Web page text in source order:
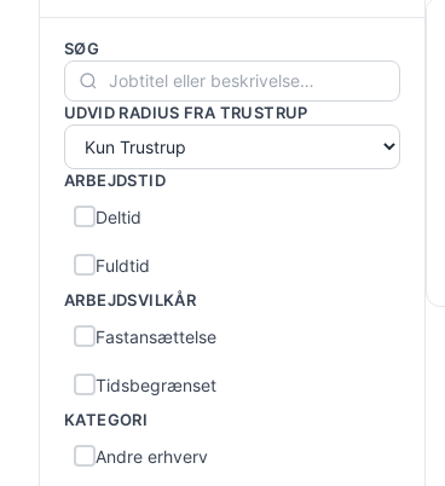
SØG
UDVID RADIUS FRA TRUSTRUP
ARBEJDSTID
Deltid
Fuldtid
ARBEJDSVILKÅR
Fastansættelse
Tidsbegrænset
KATEGORI
Andre erhverv